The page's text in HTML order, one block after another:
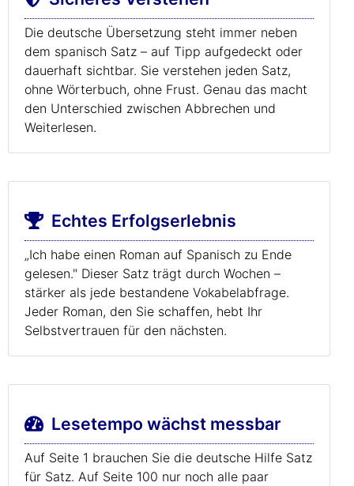
Die deutsche Übersetzung steht immer neben
dem spanisch Satz – auf Tipp aufgedeckt oder
dauerhaft sichtbar. Sie verstehen jeden Satz,
ohne Wörterbuch, ohne Frust. Genau das macht
den Unterschied zwischen Abbrechen und
Weiterlesen.
Echtes Erfolgserlebnis
„Ich habe einen Roman auf Spanisch zu Ende
gelesen." Dieser Satz trägt durch Wochen –
stärker als jede bestandene Vokabelabfrage.
Jeder Roman, den Sie schaffen, hebt Ihr
Selbstvertrauen für den nächsten.
Lesetempo wächst messbar
Auf Seite 1 brauchen Sie die deutsche Hilfe Satz
für Satz. Auf Seite 100 nur noch alle paar